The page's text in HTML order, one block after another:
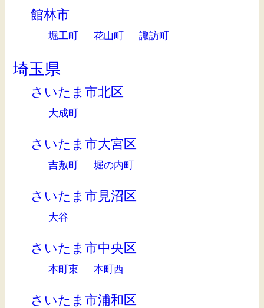
館林市
堀工町 花山町 諏訪町
埼玉県
さいたま市北区
大成町
さいたま市大宮区
吉敷町 堀の内町
さいたま市見沼区
大谷
さいたま市中央区
本町東 本町西
さいたま市浦和区